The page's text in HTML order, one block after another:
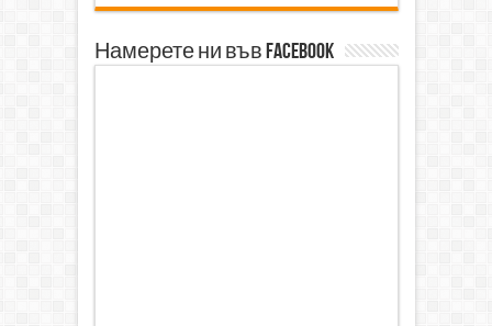
Намерете ни във Facebook